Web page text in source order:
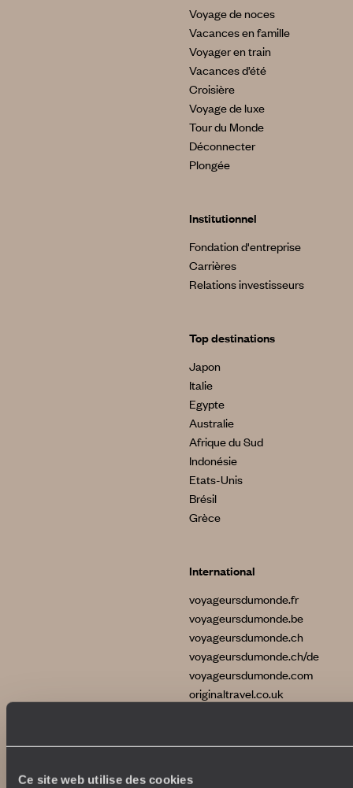
Ce site web utilise des cookies
Voyage de noces
Vacances en famille
Voyager en train
Vacances d’été
Croisière
Voyage de luxe
Tour du Monde
Déconnecter
Plongée
Institutionnel
Fondation d'entreprise
Carrières
Relations investisseurs
Top destinations
Japon
Italie
Egypte
Australie
Afrique du Sud
Indonésie
Etats-Unis
Brésil
Grèce
International
voyageursdumonde.fr
voyageursdumonde.be
voyageursdumonde.ch
voyageursdumonde.ch/de
voyageursdumonde.com
originaltravel.co.uk